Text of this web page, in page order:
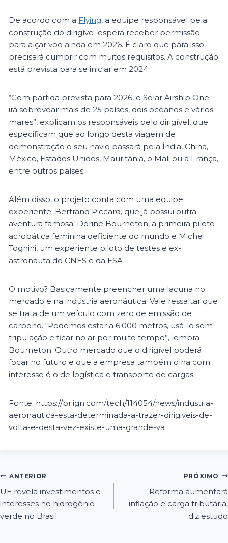
De acordo com a Flying, a equipe responsável pela
construção do dirigível espera receber permissão
para alçar voo ainda em 2026. É claro que para isso
precisará cumprir com muitos requisitos. A construção
está prevista para se iniciar em 2024.
“Com partida prevista para 2026, o Solar Airship One
irá sobrevoar mais de 25 países, dois oceanos e vários
mares”, explicam os responsáveis pelo dirigível, que
especificam que ao longo desta viagem de
demonstração o seu navio passará pela Índia, China,
México, Estados Unidos, Mauritânia, o Mali ou a França,
entre outros países.
Além disso, o projeto conta com uma equipe
experiente: Bertrand Piccard, que já possui outra
aventura famosa. Dorine Bourneton, a primeira piloto
acrobática feminina deficiente do mundo e Michel
Tognini, um experiente piloto de testes e ex-
astronauta do CNES e da ESA.
O motivo? Basicamente preencher uma lacuna no
mercado e na indústria aeronáutica. Vale ressaltar que
se trata de um veículo com zero de emissão de
carbono. “Podemos estar a 6.000 metros, usá-lo sem
tripulação e ficar no ar por muito tempo”, lembra
Bourneton. Outro mercado que o dirigível poderá
focar no futuro e que a empresa também olha com
interesse é o de logística e transporte de cargas.
Fonte: https://br.ign.com/tech/114054/news/industria-
aeronautica-esta-determinada-a-trazer-dirigiveis-de-
volta-e-desta-vez-existe-uma-grande-va
ANTERIOR
UE revela investimentos e
interesses no hidrogênio
verde no Brasil
PRÓXIMO
Reforma aumentará
inflação e carga tributária,
diz estudo